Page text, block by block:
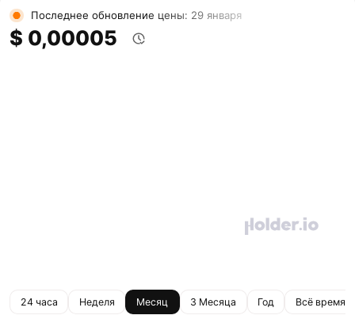
Последнее обновление цены: 29 января
$ 0,00005
24 часа Неделя Месяц 3 Месяца Год Всё время